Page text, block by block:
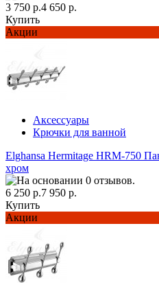
3 750 р.4 650 р.
Купить
Акции
Аксессуары
Крючки для ванной
Elghansa Hermitage HRM-750
хром
6 250 р.7 950 р.
Купить
Акции